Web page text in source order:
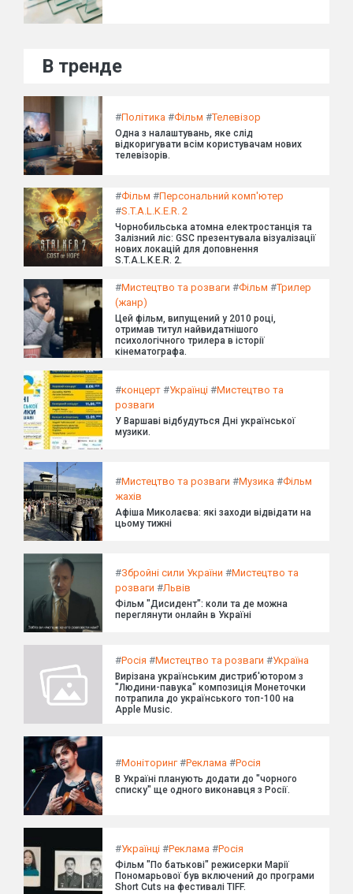
В тренде
#Політика #Фільм #Телевізор
Одна з налаштувань, яке слід
відкоригувати всім користувачам нових
телевізорів.
#Фільм #Персональний комп'ютер
#S.T.A.L.K.E.R. 2
Чорнобильська атомна електростанція та
Залізний ліс: GSC презентувала візуалізації
нових локацій для доповнення
S.T.A.L.K.E.R. 2.
#Мистецтво та розваги #Фільм #Трилер
(жанр)
Цей фільм, випущений у 2010 році,
отримав титул найвидатнішого
психологічного трилера в історії
кінематографа.
#концерт #Українці #Мистецтво та
розваги
У Варшаві відбудуться Дні української
музики.
#Мистецтво та розваги #Музика #Фільм
жахів
Афіша Миколаєва: які заходи відвідати на
цьому тижні
#Збройні сили України #Мистецтво та
розваги #Львів
Фільм "Дисидент": коли та де можна
переглянути онлайн в Україні
#Росія #Мистецтво та розваги #Україна
Вирізана українським дистриб'ютором з
"Людини-павука" композиція Монеточки
потрапила до українського топ-100 на
Apple Music.
#Моніторинг#Реклама #Росія
В Україні планують додати до "чорного
списку" ще одного виконавця з Росії.
#Українці #Реклама #Росія
Фільм "По батькові" режисерки Марії
Пономарьової був включений до програми
Short Cuts на фестивалі TIFF.